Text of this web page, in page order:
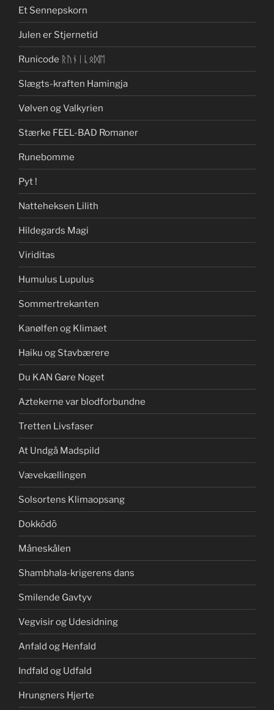
Et Sennepskorn
Julen er Stjernetid
Runicode ᚱᚢᚾᛁᚳᛟᛞᛖ
Slægts-kraften Hamingja
Vølven og Valkyrien
Stærke FEEL-BAD Romaner
Runebomme
Pyt !
Natteheksen Lilith
Hildegards Magi
Viriditas
Humulus Lupulus
Sommertrekanten
Kanølfen og Klimaet
Haiku og Stavbærere
Du KAN Gøre Noget
Aztekerne var blodforbundne
Tretten Livsfaser
At Undgå Madspild
Vævekællingen
Solsortens Klimaopsang
Dokkōdō
Måneskålen
Shambhala-krigerens dans
Smilende Gavtyv
Vegvisir og Udesidning
Anfald og Henfald
Indfald og Udfald
Hrungners Hjerte